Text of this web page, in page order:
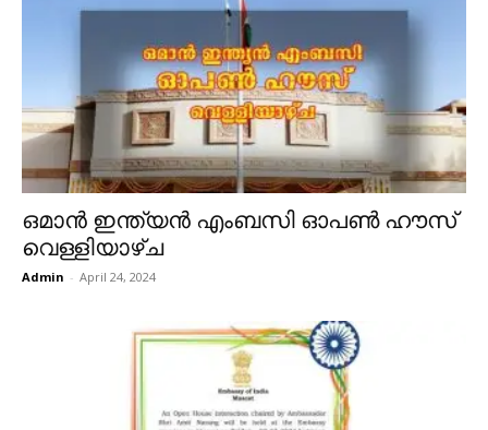
ഒമാൻ​ ഇ​ന്ത്യ​ൻ എം​ബ​സി ഓ​പ​ൺ ഹൗ​സ്
വെ​ള്ളി​യാ​ഴ്ച
Admin - April 24, 2024